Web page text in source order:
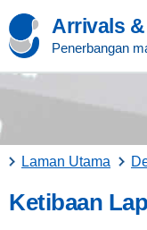
Arrivals
Penerbangan
Laman Utama
Ketibaan